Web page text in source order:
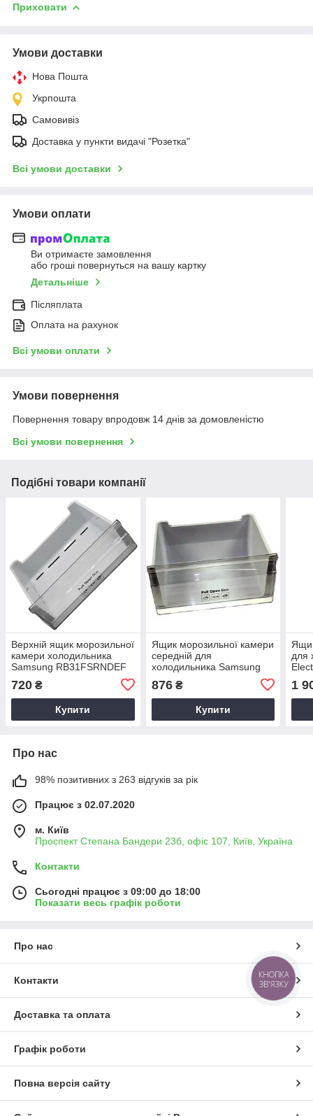
Приховати
Умови доставки
Нова Пошта
Укрпошта
Самовивіз
Доставка у пункти видачі "Розетка"
Всі умови доставки
Умови оплати
Ви отримаєте замовлення
або гроші повернуться на вашу картку
Детальніше
Післяплата
Оплата на рахунок
Всі умови оплати
Умови повернення
Повернення товару впродовж 14 днів за домовленістю
Всі умови повернення
Подібні товари компанії
Верхній ящик морозильної
камери холодильника
Samsung RB31FSRNDEF
720 ₴
Купити
Ящик морозильної камери
середній для
холодильника Samsung
876₴
Купити
для
1
Про нас
98% позитивних з 263 відгуків за рік
Працює з 02.07.2020
м. Київ
Проспект Степана Бандери 23б, офіс 107, Київ, Україна
Контакти
Сьогодні працює з 09:00 до 18:00
Показати весь графік роботи
Про нас
Контакти
Доставка та оплата
Графік роботи
Повна версія сайту
КНОПКА
ЗВ'ЯЗКУ